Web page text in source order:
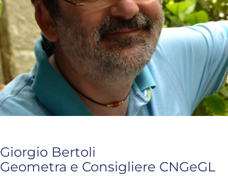
Giorgio Bertoli
Geometra e Consigliere CNGeGL